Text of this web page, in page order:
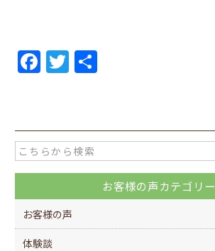
F
e
b
o
o
k
T
er
お客様の声カテゴリー
お客様の声
体験談